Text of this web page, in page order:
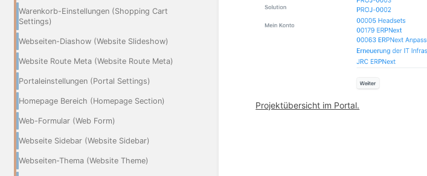
Warenkorb-Einstellungen (Shopping Cart
Settings)
Webseiten-Diashow (Website Slideshow)
Website Route Meta (Website Route Meta)
Portaleinstellungen (Portal Settings)
Homepage Bereich (Homepage Section)
Web-Formular (Web Form)
Webseite Sidebar (Website Sidebar)
Webseiten-Thema (Website Theme)
Projektübersicht im Portal.